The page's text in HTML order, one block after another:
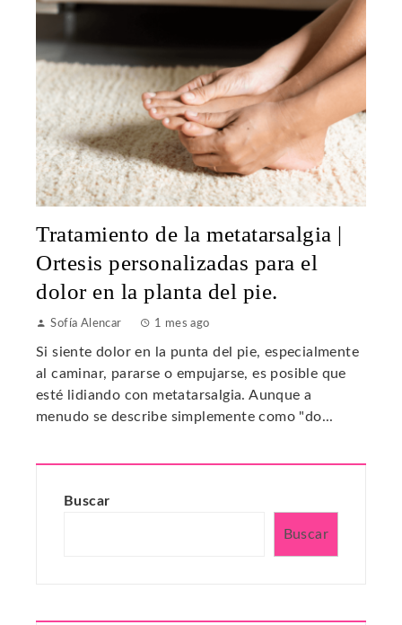
Tratamiento de la metatarsalgia |
Ortesis personalizadas para el
dolor en la planta del pie.
Sofía Alencar 1 mes ago
Si siente dolor en la punta del pie, especialmente
al caminar, pararse o empujarse, es posible que
esté lidiando con metatarsalgia. Aunque a
menudo se describe simplemente como "do...
Buscar
Buscar